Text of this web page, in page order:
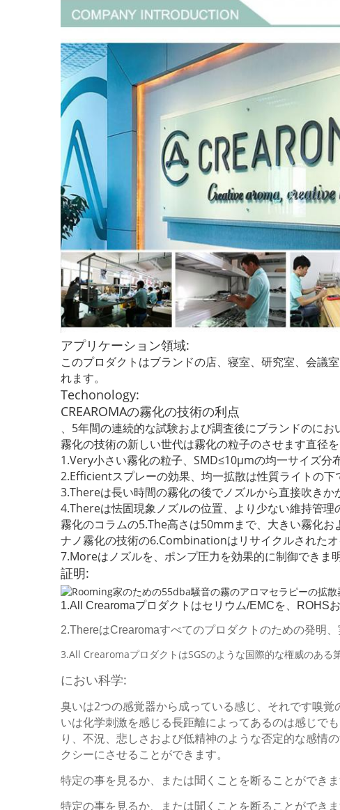
アプリケーション領域:
このプロダクトはブランドの店、寝室、研究室、会議
れます。
Techonology:
CREAROMAの霧化の技術の利点
、5年間の連続的な試験および調査後にブランドのにお
霧化の技術の新しい世代は霧化の粒子のさせます直径
1.Very小さい霧化の粒子、SMD≤10μmの均一サイズ分
2.Efficientスプレーの効果、均一拡散は性質ライトの下
3.Thereは長い時間の霧化の後でノズルから直接吹きか
4.Thereは怯固現象ノズルの位置、より少ない維持管理
霧化のコラムの5.The高さは50mmまで、大きい霧化お
ナノ霧化の技術の6.Combinationはリサイクルされた
7.Moreはノズルを、ポンプ圧力を効果的に制御できま
証明:
1.All Crearomaプロダクトはセリウム/EMCを、ROHS
2.ThereはCrearomaすべてのプロダクトのための発明
3.All CrearomaプロダクトはSGSのような国際的な権威のある
におい科学:
臭いは2つの感覚器から成っている感じ、それです嗅
いは化学刺激を感じる長距離によってあるのは感じで
り、不況、悲しさおよび低精神のような否定的な感情
クシーにさせることができます。
特定の事を見るか、または聞くことを断ることができ
特定の事を見るか、または聞くことを断ることができ